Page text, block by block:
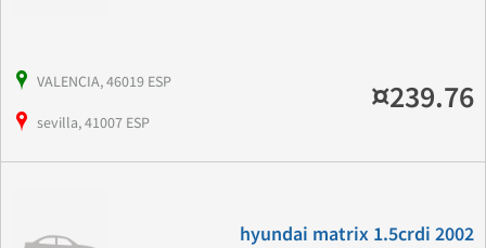
VALENCIA, 46019 ESP
sevilla, 41007 ESP
¤239.76
hyundai matrix 1.5crdi 2002